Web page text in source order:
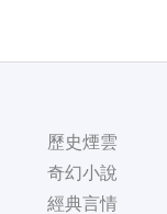
歷史煙雲
奇幻小說
經典言情